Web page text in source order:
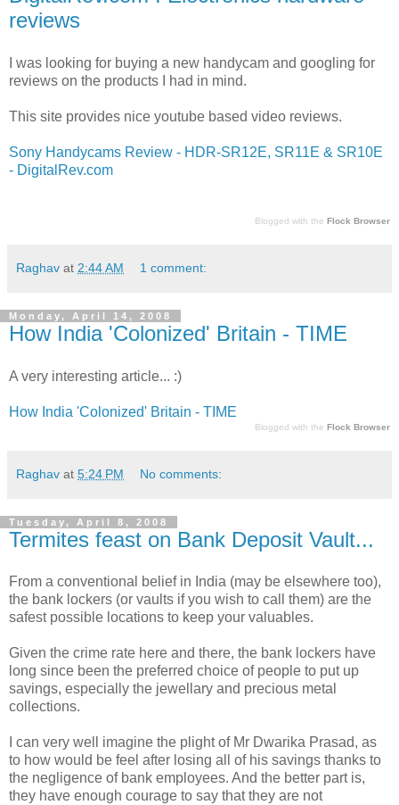
reviews
I was looking for buying a new handycam and googling for
reviews on the products I had in mind.
This site provides nice youtube based video reviews.
Sony Handycams Review - HDR-SR12E, SR11E & SR10E
- DigitalRev.com
Blogged with the Flock Browser
Raghav at 2:44 AM 1 comment:
Monday, April 14, 2008
How India 'Colonized' Britain - TIME
A very interesting article... :)
How India 'Colonized' Britain - TIME
Blogged with the Flock Browser
Raghav at 5:24 PM No comments:
Tuesday, April 8, 2008
Termites feast on Bank Deposit Vault...
From a conventional belief in India (may be elsewhere too),
the bank lockers (or vaults if you wish to call them) are the
safest possible locations to keep your valuables.
Given the crime rate here and there, the bank lockers have
long since been the preferred choice of people to put up
savings, especially the jewellary and precious metal
collections.
I can very well imagine the plight of Mr Dwarika Prasad, as
to how would be feel after losing all of his savings thanks to
the negligence of bank employees. And the better part is,
they have enough courage to say that they are not